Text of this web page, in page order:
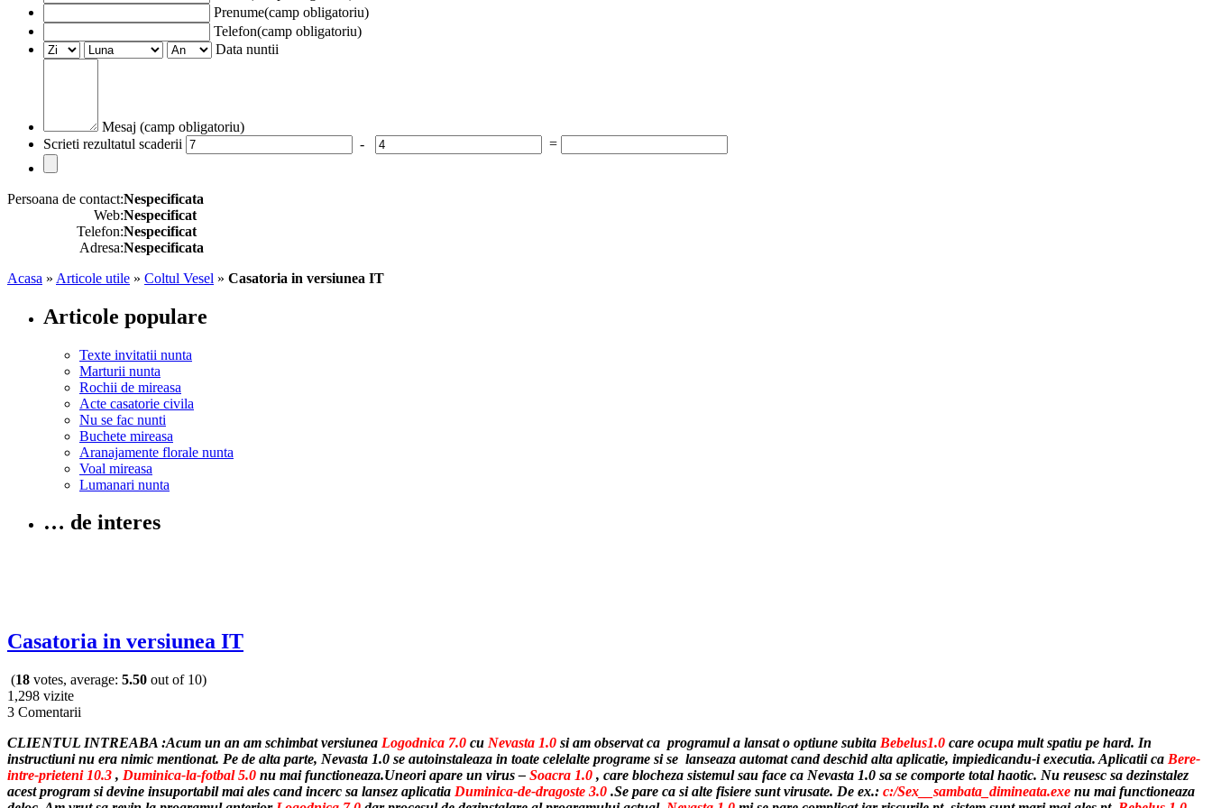
Prenume(camp obligatoriu)
Telefon(camp obligatoriu)
Data nuntii
Mesaj (camp obligatoriu)
Scrieti rezultatul scaderii
- =
Persoana de contact:Nespecificata
Web:Nespecificat
Telefon:Nespecificat
Adresa:Nespecificata
Acasa » Articole utile » Coltul Vesel » Casatoria in versiunea IT
Articole populare
Texte invitatii nunta
Marturii nunta
Rochii de mireasa
Acte casatorie civila
Nu se fac nunti
Buchete mireasa
Aranajamente florale nunta
Voal mireasa
Lumanari nunta
… de interes
Casatoria in versiunea IT
(18 votes, average: 5.50 out of 10)
1,298 vizite
3 Comentarii
CLIENTUL INTREABA :Acum un an am schimbat versiunea Logodnica 7.0 cu Nevasta 1.0 si am observat ca programul a lansat o optiune subita Bebelus1.0 care ocupa mult spatiu pe hard. In
instructiuni nu era nimic mentionat. Pe de alta parte, Nevasta 1.0 se autoinstaleaza in toate celelalte programe si se lanseaza automat cand deschid alta aplicatie, impiedicandu-i executia. Aplicatii ca Bere-
intre-prieteni 10.3 , Duminica-la-fotbal 5.0 nu mai functioneaza.Uneori apare un virus – Soacra 1.0 , care blocheza sistemul sau face ca Nevasta 1.0 sa se comporte total haotic. Nu reusesc sa dezinstalez
acest program si devine insuportabil mai ales cand incerc sa lansez aplicatia Duminica-de-dragoste 3.0 .Se pare ca si alte fisiere sunt virusate. De ex.: c:/Sex__sambata_dimineata.exe nu mai functioneaza